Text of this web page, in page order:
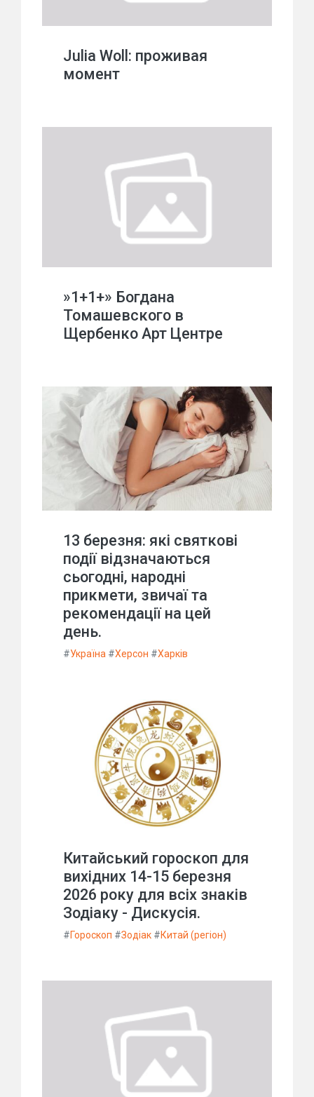
Julia Woll: проживая
момент
»1+1+» Богдана
Томашевского в
Щербенко Арт Центре
13 березня: які святкові
події відзначаються
сьогодні, народні
прикмети, звичаї та
рекомендації на цей
день.
#Україна #Херсон #Харків
Китайський гороскоп для
вихідних 14-15 березня
2026 року для всіх знаків
Зодіаку - Дискусія.
#Гороскоп #Зодіак #Китай (регіон)